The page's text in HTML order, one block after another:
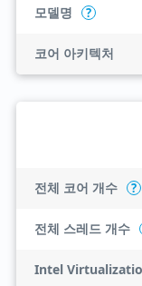
모델명 ?
코어 아키텍처
전체 코어 개수 ?
전체 스레드 개수